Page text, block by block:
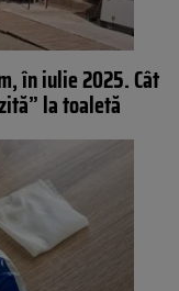
în iulie 2025. Cât
la toaletă